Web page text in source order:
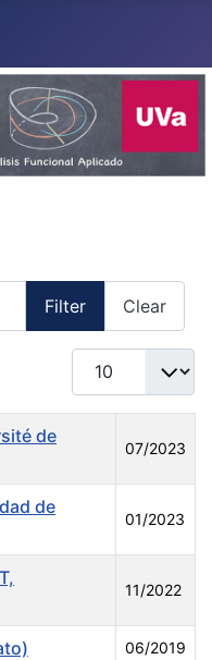
Filter Clear
Display #
de
07/2023
de
01/2023
11/2022
06/2019